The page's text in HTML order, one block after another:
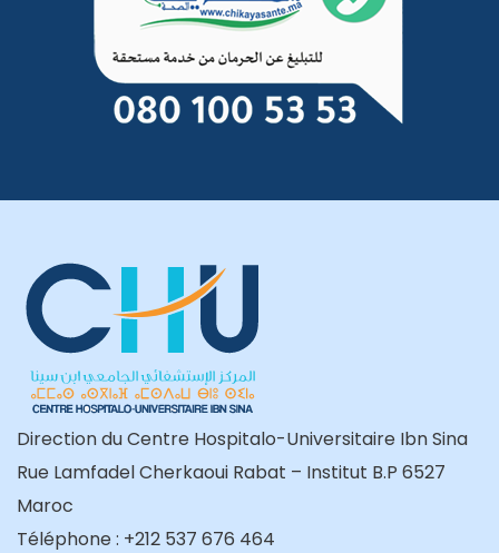
Direction du Centre Hospitalo-Universitaire Ibn Sina
Rue Lamfadel Cherkaoui Rabat – Institut B.P 6527
Maroc
Téléphone : +212 537 676 464